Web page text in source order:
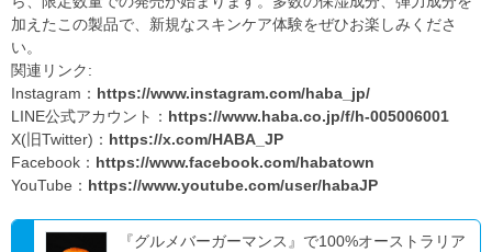
加えたこの製品で、新規なスキンケア体験をぜひお楽しみくださ
い。
関連リンク:
Instagram： https://www.instagram.com/haba_jp/
LINE公式アカウント： https://www.haba.co.jp/f/h-005006001
X(旧Twitter)： https://x.com/HABA_JP
Facebook： https://www.facebook.com/habatown
YouTube： https://www.youtube.com/user/habaJP
『グルメバーガーマンス』で100%オーストラリア